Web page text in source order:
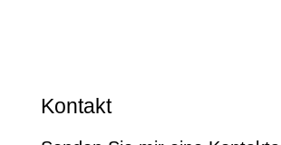
Kontakt